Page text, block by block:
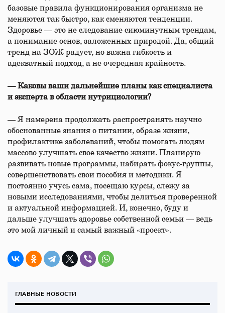
базовые правила функционирования организма не
меняются так быстро, как сменяются тенденции.
Здоровье — это не следование сиюминутным трендам,
а понимание основ, заложенных природой. Да, общий
тренд на ЗОЖ радует, но важна гибкость и
адекватный подход, а не очередная крайность.
— Каковы ваши дальнейшие планы как специалиста
и эксперта в области нутрициологии?
— Я намерена продолжать распространять научно
обоснованные знания о питании, образе жизни,
профилактике заболеваний, чтобы помогать людям
массово улучшать свое качество жизни. Планирую
развивать новые программы, набирать фокус-группы,
совершенствовать свои пособия и методики. Я
постоянно учусь сама, посещаю курсы, слежу за
новыми исследованиями, чтобы делиться проверенной
и актуальной информацией. И, конечно, буду и
дальше улучшать здоровье собственной семьи — ведь
это мой личный и самый важный «проект».
ГЛАВНЫЕ НОВОСТИ